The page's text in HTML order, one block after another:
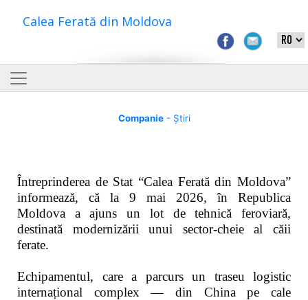
Calea Ferată din Moldova
Companie- Știri
Întreprinderea de Stat “Calea Ferată din Moldova”
informează, că la 9 mai 2026, în Republica
Moldova a ajuns un lot de tehnică feroviară,
destinată modernizării unui sector-cheie al căii
ferate.
Echipamentul, care a parcurs un traseu logistic
internațional complex — din China pe cale